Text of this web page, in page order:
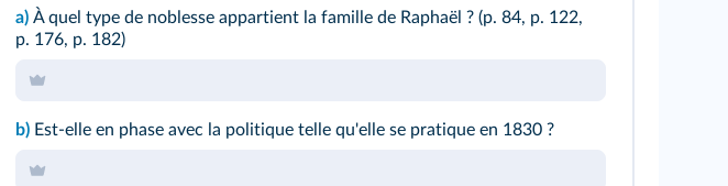
a) À quel type de noblesse appartient la famille de Raphaël ? (p. 84, p. 122,
p. 176, p. 182)
b) Est-elle en phase avec la politique telle qu'elle se pratique en 1830 ?